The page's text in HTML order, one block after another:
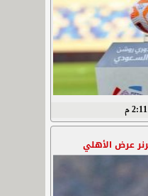
عرض الأهلي